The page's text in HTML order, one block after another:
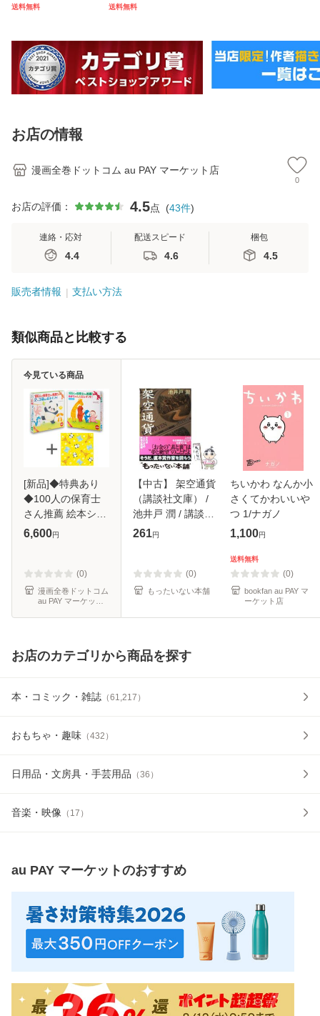
送料無料
スタンド付] 全巻セ
ット
送料無料
版[
お店の情報
漫画全巻ドットコム au PAY マーケット店
0
お店の評価： 4.5点 (43件)
連絡・応対
4.4
配送スピード
4.6
梱包
4.5
販売者情報 支払い方法
類似商品と比較する
[新品]◆特典あり
◆100人の保育士
さん推薦 絵本シリ
ーズセット[ハンド
6,600円
(0)
漫画全巻ドットコム
au PAY マーケット
今見ている商品
【中古】 架空通貨
（講談社文庫） /
池井戸 潤 / 講談社
[文庫]【メール便送
261円
(0)
もったいない本舗
ちいかわ なんか小
さくてかわいいや
つ 1/ナガノ
1,100円
送料無料
(0)
bookfan au PAY マ
ーケット店
お店のカテゴリから商品を探す
本・コミック・雑誌 （61,217 ）
おもちゃ・趣味 （432 ）
日用品・文房具・手芸用品 （36 ）
音楽・映像 （ 17 ）
au PAY マーケットのおすすめ